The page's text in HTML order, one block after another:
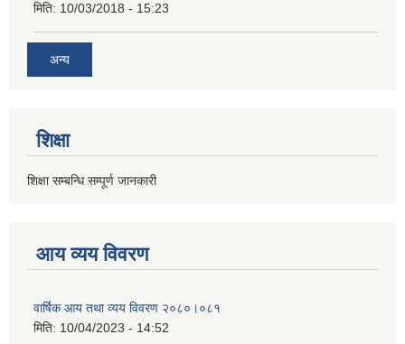
मिति: 10/03/2018 - 15:23
अन्य
शिक्षा
शिक्षा सम्बन्धि सम्पूर्ण जानकारी
आय व्यय विवरण
वार्षिक आय तथा व्यय विवरण २०८०।०८१
मिति: 10/04/2023 - 14:52